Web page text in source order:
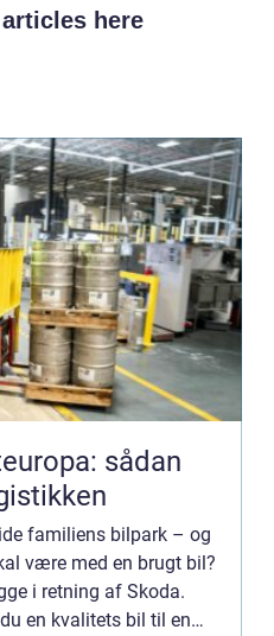
here
sådan
familiens bilpark – og
være med en brugt bil?
i retning af Skoda.
en kvalitets bil til en